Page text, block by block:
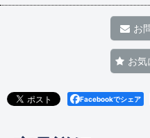
お
お気
Facebookでシェア